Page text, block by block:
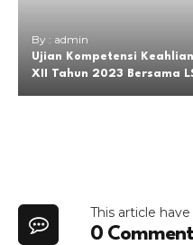
By : admin
Ujian Kompetensi
XII Tahun 2023 Bersama
This article have
0 Comment